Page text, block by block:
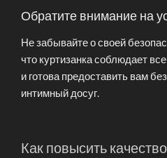
Обратите внимание на
Не забывайте о своей
что куртизанка соблюдает
и готова предоставить вам
интимный досуг.
Как повысить